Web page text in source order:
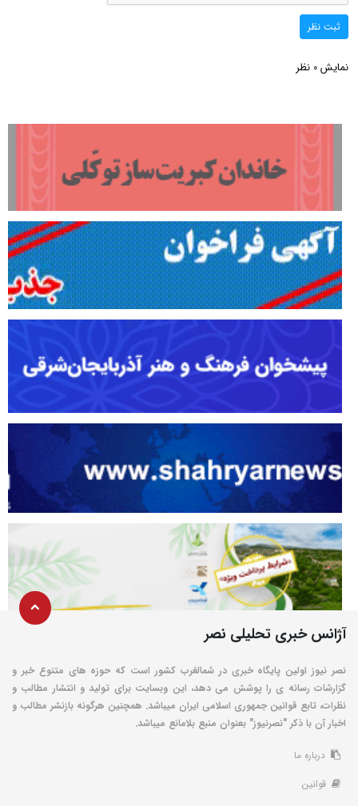
ثبت نظر
نمایش 0 نظر
آژانس خبری تحلیلی نصر
نصر نیوز اولین پایگاه خبری در شمالغرب کشور است که حوزه های متنوع خبر و
گزارشات رسانه ی را پوشش می دهد، این وبسایت برای تولید و انتشار مطالب و
نظرات، تابع قوانین جمهوری اسلامی ایران میباشد. همچنین هرگونه بازنشر مطالب و
اخبار آن با ذکر "نصرنیوز" بعنوان منبع بلامانع میباشد.
درباره ما
قوانین